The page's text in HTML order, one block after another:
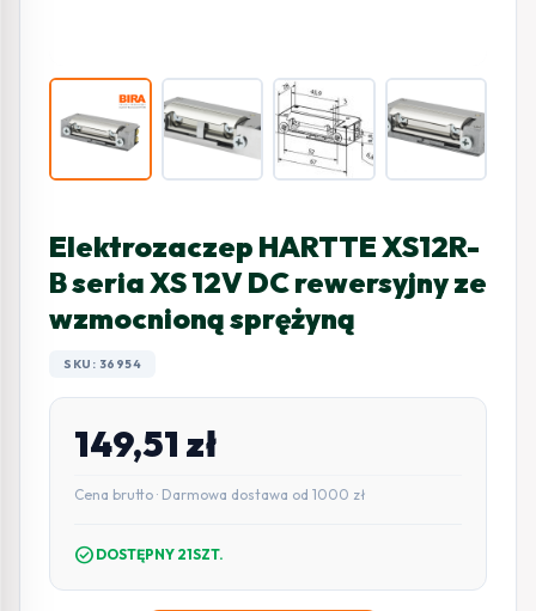
Elektrozaczep HARTTE XS12R-
B seria XS 12V DC rewersyjny ze
wzmocnioną sprężyną
SKU: 36954
149,51 zł
Cena brutto · Darmowa dostawa od 1000 zł
check_circle DOSTĘPNY 21SZT.